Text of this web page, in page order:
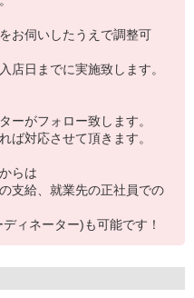
お伺いしたうえで調整可
店日までに実施致します。
ーがフォロー致します。
ば対応させて頂きます。
らは
支給、就業先の正社員での
ィネーター)も可能です！